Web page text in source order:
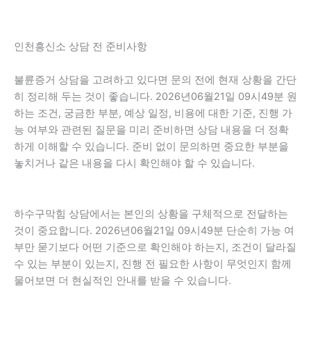
인천흥신소 상담 전 준비사항
불륜증거 상담을 고려하고 있다면 문의 전에 현재 상황을 간단
히 정리해 두는 것이 좋습니다. 2026년06월21일 09시49분 원
하는 조건, 궁금한 부분, 예상 일정, 비용에 대한 기준, 진행 가
능 여부와 관련된 질문을 미리 준비하면 상담 내용을 더 정확
하게 이해할 수 있습니다. 준비 없이 문의하면 중요한 부분을
놓치거나 같은 내용을 다시 확인해야 할 수 있습니다.
하수구막힘 상담에서는 본인의 상황을 구체적으로 전달하는
것이 중요합니다. 2026년06월21일 09시49분 단순히 가능 여
부만 묻기보다 어떤 기준으로 확인해야 하는지, 조건이 달라질
수 있는 부분이 있는지, 진행 전 필요한 사항이 무엇인지 함께
물어보면 더 현실적인 안내를 받을 수 있습니다.